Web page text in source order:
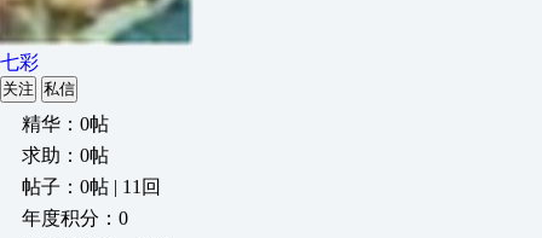
七彩
关注 私信
精华：0帖
求助：0帖
帖子：0帖 | 11回
年度积分：0